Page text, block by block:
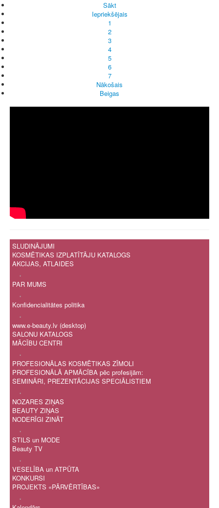
Sākt
Iepriekšējais
1
2
3
4
5
6
7
Nākošais
Beigas
SLUDINĀJUMI
KOSMĒTIKAS IZPLATĪTĀJU KATALOGS
AKCIJAS, ATLAIDES
.
PAR MUMS
.
Konfidencialitātes politika
.
www.e-beauty.lv (desktop)
SALONU KATALOGS
MĀCĪBU CENTRI
.
PROFESIONĀLAS KOSMĒTIKAS ZĪMOLI
PROFESIONĀLĀ APMĀCĪBA pēc profesijām:
SEMINĀRI, PREZENTĀCIJAS SPECIĀLISTIEM
.
NOZARES ZIŅAS
BEAUTY ZIŅAS
NODERĪGI ZINĀT
.
STILS un MODE
Beauty TV
.
VESELĪBA un ATPŪTA
KONKURSI
PROJEKTS «PĀRVĒRTĪBAS»
.